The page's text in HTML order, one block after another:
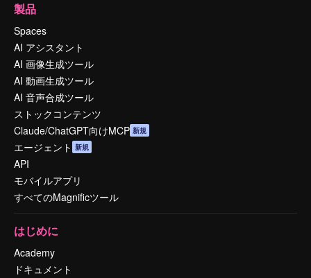
製品
Spaces
AI アシスタント
AI 画像生成ツール
AI 動画生成ツール
AI 音声合成ツール
ストックコンテンツ
Claude/ChatGPT向けMCP 新規
エージェント 新規
API
モバイルアプリ
すべてのMagnificツール
はじめに
Academy
ドキュメント